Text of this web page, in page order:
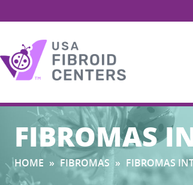
Search
for:
FIBROMAS
HOME » FIBROMAS » FIBROMAS